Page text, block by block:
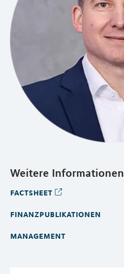
Weitere Informationen
factsheet
finanzpublikationen
management